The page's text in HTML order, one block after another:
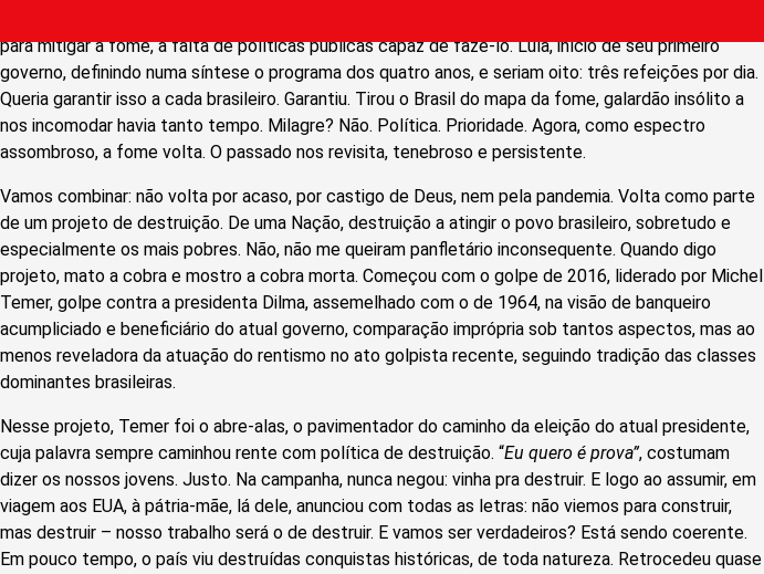
para mitigar a fome, à falta de políticas públicas capaz de fazê-lo. Lula, início de seu primeiro
governo, definindo numa síntese o programa dos quatro anos, e seriam oito: três refeições por dia.
Queria garantir isso a cada brasileiro. Garantiu. Tirou o Brasil do mapa da fome, galardão insólito a
nos incomodar havia tanto tempo. Milagre? Não. Política. Prioridade. Agora, como espectro
assombroso, a fome volta. O passado nos revisita, tenebroso e persistente.
Vamos combinar: não volta por acaso, por castigo de Deus, nem pela pandemia. Volta como parte
de um projeto de destruição. De uma Nação, destruição a atingir o povo brasileiro, sobretudo e
especialmente os mais pobres. Não, não me queiram panfletário inconsequente. Quando digo
projeto, mato a cobra e mostro a cobra morta. Começou com o golpe de 2016, liderado por Michel
Temer, golpe contra a presidenta Dilma, assemelhado com o de 1964, na visão de banqueiro
acumpliciado e beneficiário do atual governo, comparação imprópria sob tantos aspectos, mas ao
menos reveladora da atuação do rentismo no ato golpista recente, seguindo tradição das classes
dominantes brasileiras.
Nesse projeto, Temer foi o abre-alas, o pavimentador do caminho da eleição do atual presidente,
cuja palavra sempre caminhou rente com política de destruição. “Eu quero é prova”, costumam
dizer os nossos jovens. Justo. Na campanha, nunca negou: vinha pra destruir. E logo ao assumir, em
viagem aos EUA, à pátria-mãe, lá dele, anunciou com todas as letras: não viemos para construir,
mas destruir – nosso trabalho será o de destruir. E vamos ser verdadeiros? Está sendo coerente.
Em pouco tempo, o país viu destruídas conquistas históricas, de toda natureza. Retrocedeu quase